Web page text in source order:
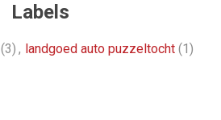
Labels
(3) , landgoed auto puzzeltocht (1)